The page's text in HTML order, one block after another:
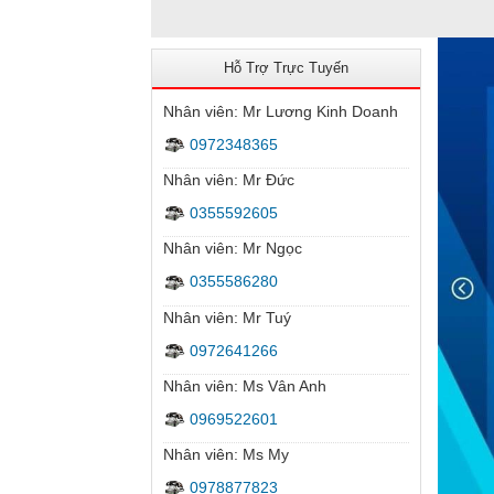
Hỗ Trợ Trực Tuyến
Nhân viên: Mr Lương Kinh Doanh
0972348365
Nhân viên: Mr Đức
0355592605
Nhân viên: Mr Ngọc
0355586280
Nhân viên: Mr Tuý
0972641266
Nhân viên: Ms Vân Anh
0969522601
Nhân viên: Ms My
0978877823